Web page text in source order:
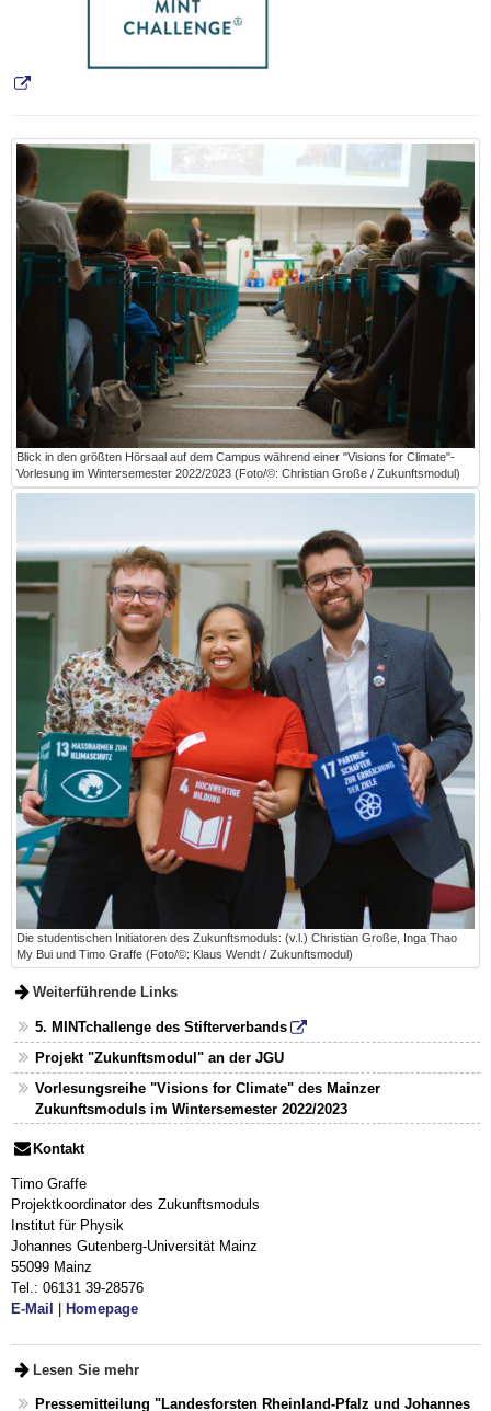
Blick in den größten Hörsaal auf dem Campus während einer "Visions for Climate"-
Vorlesung im Wintersemester 2022/2023 (Foto/©: Christian Große / Zukunftsmodul)
Die studentischen Initiatoren des Zukunftsmoduls: (v.l.) Christian Große, Inga Thao
My Bui und Timo Graffe (Foto/©: Klaus Wendt / Zukunftsmodul)
Weiterführende Links
5. MINTchallenge des Stifterverbands
Projekt "Zukunftsmodul" an der JGU
Vorlesungsreihe "Visions for Climate" des Mainzer
Zukunftsmoduls im Wintersemester 2022/2023
Kontakt
Timo Graffe
Projektkoordinator des Zukunftsmoduls
Institut für Physik
Johannes Gutenberg-Universität Mainz
55099 Mainz
Tel.: 06131 39-28576
E-Mail
Homepage
Lesen Sie mehr
Pressemitteilung "Landesforsten Rheinland-Pfalz und Johannes